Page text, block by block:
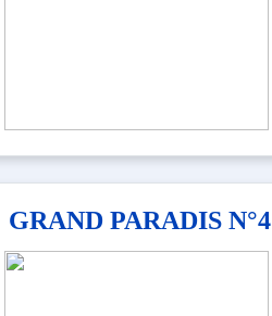
GRAND PARADIS N°4